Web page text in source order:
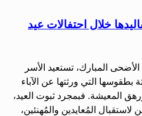
خلال احتفالات عيد
المبارك، تستعيد الأسر
بطقوسها التي ورثتها عن الآباء
المعيشة. فبمجرد ثبوت العيد،
المُعايدين والمُهنئين،